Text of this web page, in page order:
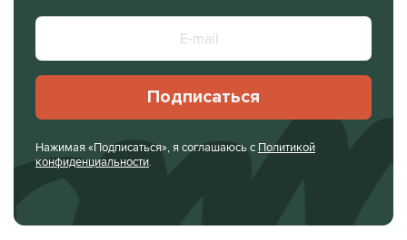
Подписаться
Нажимая «Подписаться», я соглашаюсь с Политикой
конфиденциальности.